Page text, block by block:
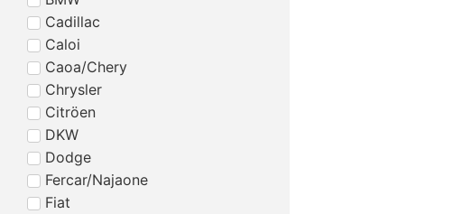
Cadillac
Caloi
Caoa/Chery
Chrysler
Citröen
DKW
Dodge
Fercar/Najaone
Fiat